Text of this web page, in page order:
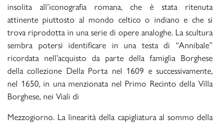
insolita all’iconografia romana, che è stata ritenuta
attinente piuttosto al mondo celtico o indiano e che si
trova riprodotta in una serie di opere analoghe. La scultura
sembra potersi identificare in una testa di “Annibale”
ricordata nell’acquisto da parte della famiglia Borghese
della collezione Della Porta nel 1609 e successivamente,
nel 1650, in una menzionata nel Primo Recinto della Villa
Borghese, nei Viali di
Mezzogiorno. La linearità della capigliatura al sommo della